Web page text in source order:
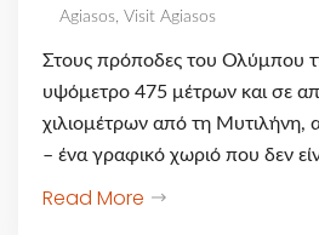
Agiasos, Visit Agiasos
Στους πρόποδες του Ολύμπου
υψόμετρο 475 μέτρων και σε
χιλιομέτρων από τη Μυτιλήνη,
– ένα γραφικό χωριό που δεν
Read More